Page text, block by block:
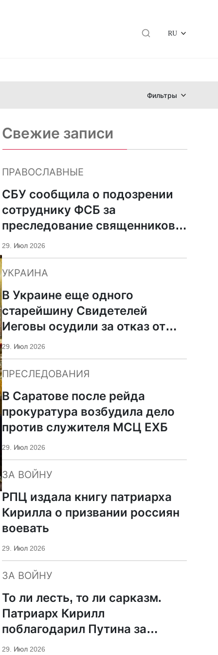
RU
Фильтры
Свежие записи
ПРАВОСЛАВНЫЕ
СБУ сообщила о подозрении
сотруднику ФСБ за
преследование священников
ПЦУ
29. Июл 2026
УКРАИНА
В Украине еще одного
старейшину Свидетелей
Иеговы осудили за отказ от
мобилизации
29. Июл 2026
ПРЕСЛЕДОВАНИЯ
В Саратове после рейда
прокуратура возбудила дело
против служителя МСЦ ЕХБ
29. Июл 2026
ЗА ВОЙНУ
РПЦ издала книгу патриарха
Кирилла о призвании россиян
воевать
29. Июл 2026
ЗА ВОЙНУ
То ли лесть, то ли сарказм.
Патриарх Кирилл
поблагодарил Путина за
защиту суверенитета и
29. Июл 2026